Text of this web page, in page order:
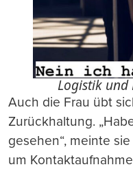
Logistik und
Auch die Frau übt
Zurückhaltung.
gesehen“, meinte
um